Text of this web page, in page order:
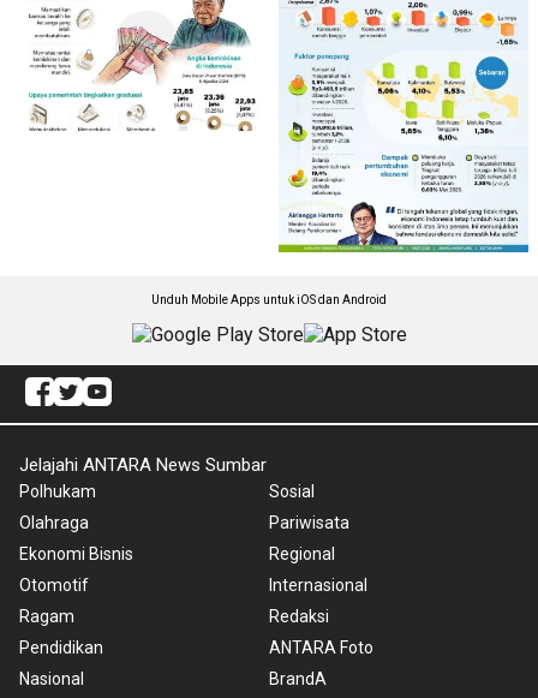
Unduh Mobile Apps untuk iOS dan Android
Jelajahi ANTARA News Sumbar
Polhukam
Olahraga
Ekonomi Bisnis
Otomotif
Ragam
Pendidikan
Nasional
Sosial
Pariwisata
Regional
Internasional
Redaksi
ANTARA Foto
BrandA